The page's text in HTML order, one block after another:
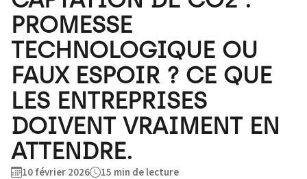
PROMESSE
TECHNOLOGIQUE OU
FAUX ESPOIR ? CE QUE
LES ENTREPRISES
DOIVENT VRAIMENT EN
ATTENDRE.
10 février 2026 15 min de lecture